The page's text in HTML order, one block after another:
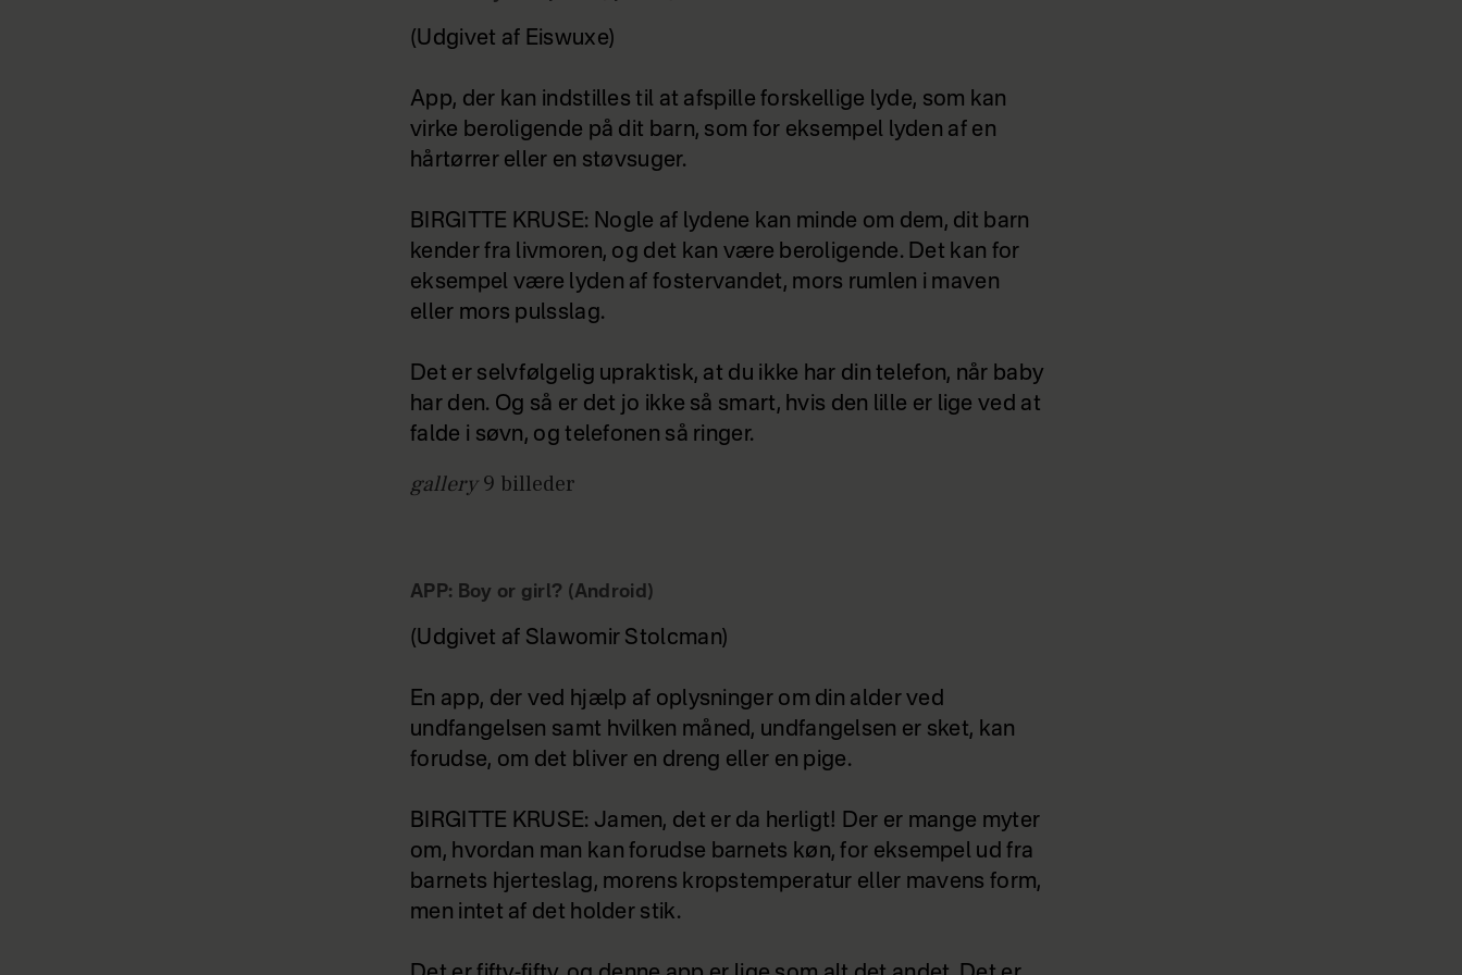
(Udgivet af Eiswuxe)
App, der kan indstilles til at afspille forskellige lyde, som kan
virke beroligende på dit barn, som for eksempel lyden af en
hårtørrer eller en støvsuger.
BIRGITTE KRUSE: Nogle af lydene kan minde om dem, dit barn
kender fra livmoren, og det kan være beroligende. Det kan for
eksempel være lyden af fostervandet, mors rumlen i maven
eller mors pulsslag.
Det er selvfølgelig upraktisk, at du ikke har din telefon, når baby
har den. Og så er det jo ikke så smart, hvis den lille er lige ved at
falde i søvn, og telefonen så ringer.
gallery 9 billeder
APP: Boy or girl? (Android)
(Udgivet af Slawomir Stolcman)
En app, der ved hjælp af oplysninger om din alder ved
undfangelsen samt hvilken måned, undfangelsen er sket, kan
forudse, om det bliver en dreng eller en pige.
BIRGITTE KRUSE: Jamen, det er da herligt! Der er mange myter
om, hvordan man kan forudse barnets køn, for eksempel ud fra
barnets hjerteslag, morens kropstemperatur eller mavens form,
men intet af det holder stik.